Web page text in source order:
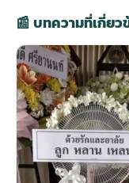
📰 บทความที่เกี่ยว